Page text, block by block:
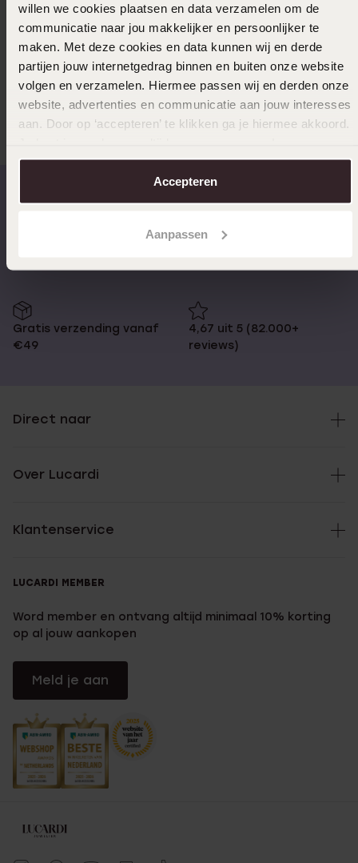
willen we cookies plaatsen en data verzamelen om de
communicatie naar jou makkelijker en persoonlijker te
maken. Met deze cookies en data kunnen wij en derde
partijen jouw internetgedrag binnen en buiten onze website
volgen en verzamelen. Hiermee passen wij en derden onze
website, advertenties en communicatie aan jouw interesses
aan. Door op ‘accepteren’ te klikken ga je hiermee akkoord.
over in onscookiebeleid.
Accepteren
Aanpassen
Ook leuk voor jou
Anderen kochten ook
besteld, morgen in huis
Gratis verzending vanaf
€49
4,67 uit 5 (82.000+
reviews)
Direct naar
Over Lucardi
Klantenservice
LUCARDI MEMBER
Word member en ontvang altijd minimaal 10% korting
op al jouw aankopen
Meld je aan